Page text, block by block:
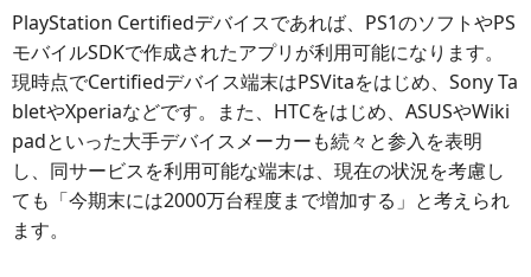
PlayStation Certifiedデバイスであれば、PS1のソフトやPS
モバイルSDKで作成されたアプリが利用可能になります。
現時点でCertifiedデバイス端末はPSVitaをはじめ、Sony Ta
bletやXperiaなどです。また、HTCをはじめ、ASUSやWiki
padといった大手デバイスメーカーも続々と参入を表明
し、同サービスを利用可能な端末は、現在の状況を考慮し
ても「今期末には2000万台程度まで増加する」と考えられ
ます。